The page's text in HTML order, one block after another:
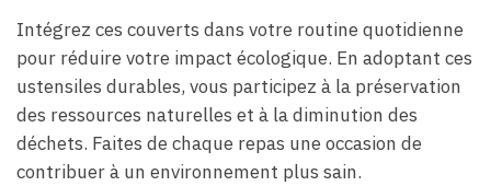
Intégrez ces couverts dans votre routine quotidienne
pour réduire votre impact écologique. En adoptant ces
ustensiles durables, vous participez à la préservation
des ressources naturelles et à la diminution des
déchets. Faites de chaque repas une occasion de
contribuer à un environnement plus sain.